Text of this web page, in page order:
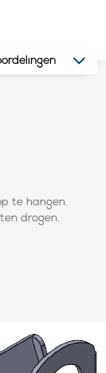
te hangen.
drogen.